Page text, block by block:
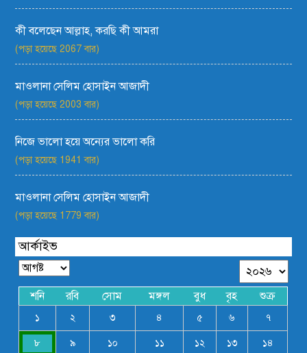
কী বলেছেন আল্লাহ, করছি কী আমরা
(পড়া হয়েছে 2067 বার)
মাওলানা সেলিম হোসাইন আজাদী
(পড়া হয়েছে 2003 বার)
নিজে ভালো হয়ে অন্যের ভালো করি
(পড়া হয়েছে 1941 বার)
মাওলানা সেলিম হোসাইন আজাদী
(পড়া হয়েছে 1779 বার)
আর্কাইভ
শনি রবি সোম মঙ্গল বুধ বৃহ শুক্র
১ ২ ৩ ৪ ৫ ৬ ৭
৮ ৯ ১০ ১১ ১২ ১৩ ১৪